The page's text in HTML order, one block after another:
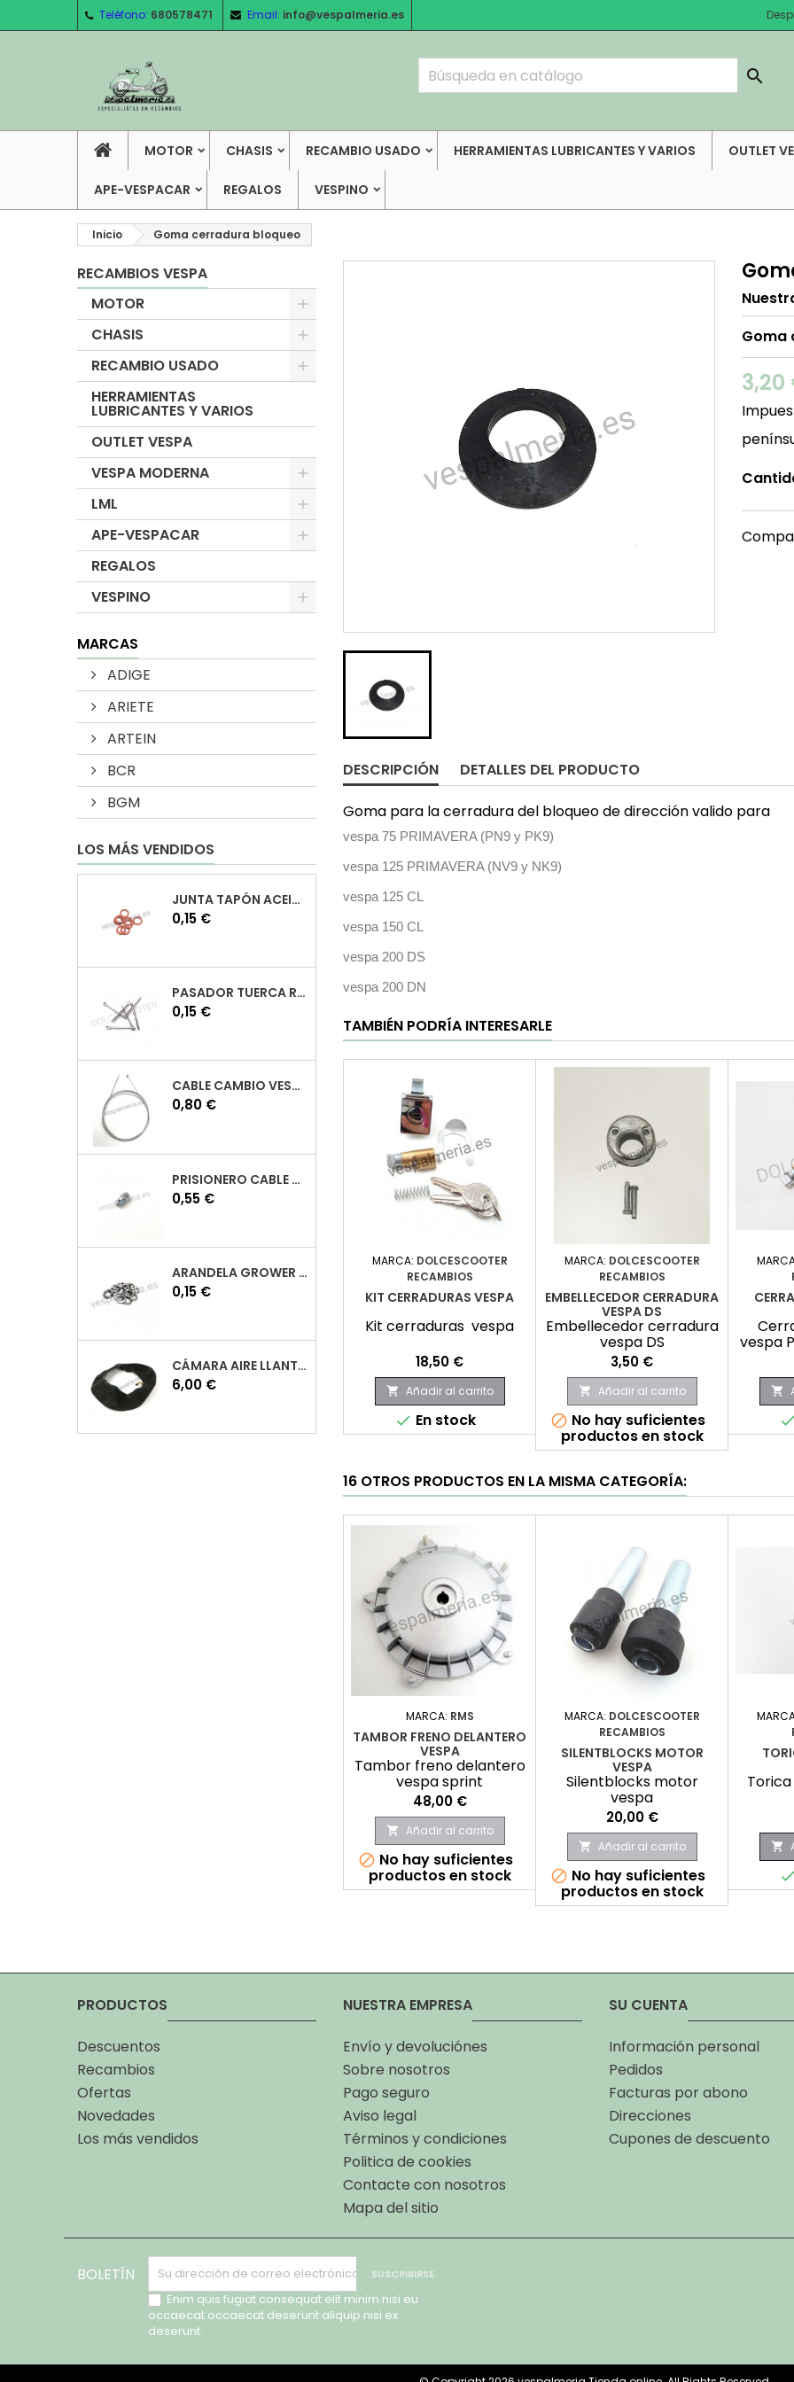
Teléfono: 680578471 Email: info@vespalmeria.es

MOTOR CHASIS RECAMBIO USADO HERRAMIENTAS LUBRICANTES Y VARIOS OUTLET
APE-VESPACAR REGALOS VESPINO
Inicio Goma cerradura bloqueo
RECAMBIOS VESPA
MOTOR
CHASIS
RECAMBIO USADO
HERRAMIENTAS
LUBRICANTES Y VARIOS
OUTLET VESPA
VESPA MODERNA
LML
APE-VESPACAR
REGALOS
VESPINO
MARCAS
ADIGE
ARIETE
ARTEIN
BCR
BGM
LOS MÁS VENDIDOS
JUNTA TAPÓN ACEITE VESPA
Precio
0,15 €
PASADOR TUERCA RUEDA VESPA
Precio
0,15 €
CABLE CAMBIO VESPA
Precio
0,80 €
PRISIONERO CABLE CAMBIO VESPA
Precio
0,55 €
ARANDELA GROWER M7 INOX VESPA
Precio
0,15 €
CÁMARA AIRE LLANTA 10 VESPA
Precio
6,00 €
Goma
3,20
DESCRIPCIÓN DETALLES DEL PRODUCTO
Goma para la cerradura del bloqueo de dirección valido para
vespa 75 PRIMAVERA (PN9 y PK9)
vespa 125 PRIMAVERA (NV9 y NK9)
vespa 125 CL
vespa 150 CL
vespa 200 DS
vespa 200 DN
TAMBIÉN PODRÍA INTERESARLE
MARCA: DOLCESCOOTER
RECAMBIOS
KIT CERRADURAS VESPA
Kit cerraduras vespa
Precio
18,50 €
 Añadir al carrito
 En stock
MARCA: DOLCESCOOTER
RECAMBIOS
EMBELLECEDOR CERRADURA
VESPA DS
Embellecedor cerradura
vespa DS
Precio
3,50 €
 Añadir al carrito
 No hay suficientes
productos en stock
vespa

16 OTROS PRODUCTOS EN LA MISMA CATEGORÍA:
MARCA: RMS
TAMBOR FRENO DELANTERO
VESPA
Tambor freno delantero
vespa sprint
Precio
48,00 €
 Añadir al carrito
 No hay suficientes
productos en stock
MARCA: DOLCESCOOTER
RECAMBIOS
SILENTBLOCKS MOTOR
VESPA
Silentblocks motor
vespa
Precio
20,00 €
 Añadir al carrito
 No hay suficientes
productos en stock

PRODUCTOS
Descuentos
Recambios
Ofertas
Novedades
Los más vendidos
NUESTRA EMPRESA
Envío y devoluciónes
Sobre nosotros
Pago seguro
Aviso legal
Términos y condiciones
Politica de cookies
Contacte con nosotros
Mapa del sitio
SU CUENTA
Información personal
Pedidos
Facturas por abono
Direcciones
Cupones de descuento
BOLETÍN
Enim quis fugiat consequat elit minim nisi eu
occaecat occaecat deserunt aliquip nisi ex
deserunt.